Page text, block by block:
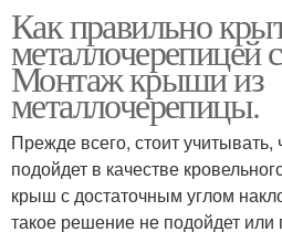
Как правильно
металлочерепицей
Монтаж крыши из
металлочерепицы.
Прежде всего, стоит
подойдет в качестве
крыш с достаточным углом
такое решение не подойдет или